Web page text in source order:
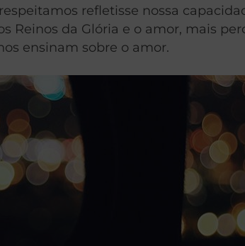
refletisse nossa
Reinos da Glória e o amor, mais
ensinam sobre o amor.